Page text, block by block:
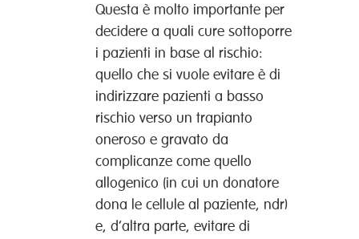
Questa è molto importante per
decidere a quali cure sottoporre
i pazienti in base al rischio:
quello che si vuole evitare è di
indirizzare pazienti a basso
rischio verso un trapianto
oneroso e gravato da
complicanze come quello
allogenico (in cui un donatore
dona le cellule al paziente, ndr)
e, d’altra parte, evitare di